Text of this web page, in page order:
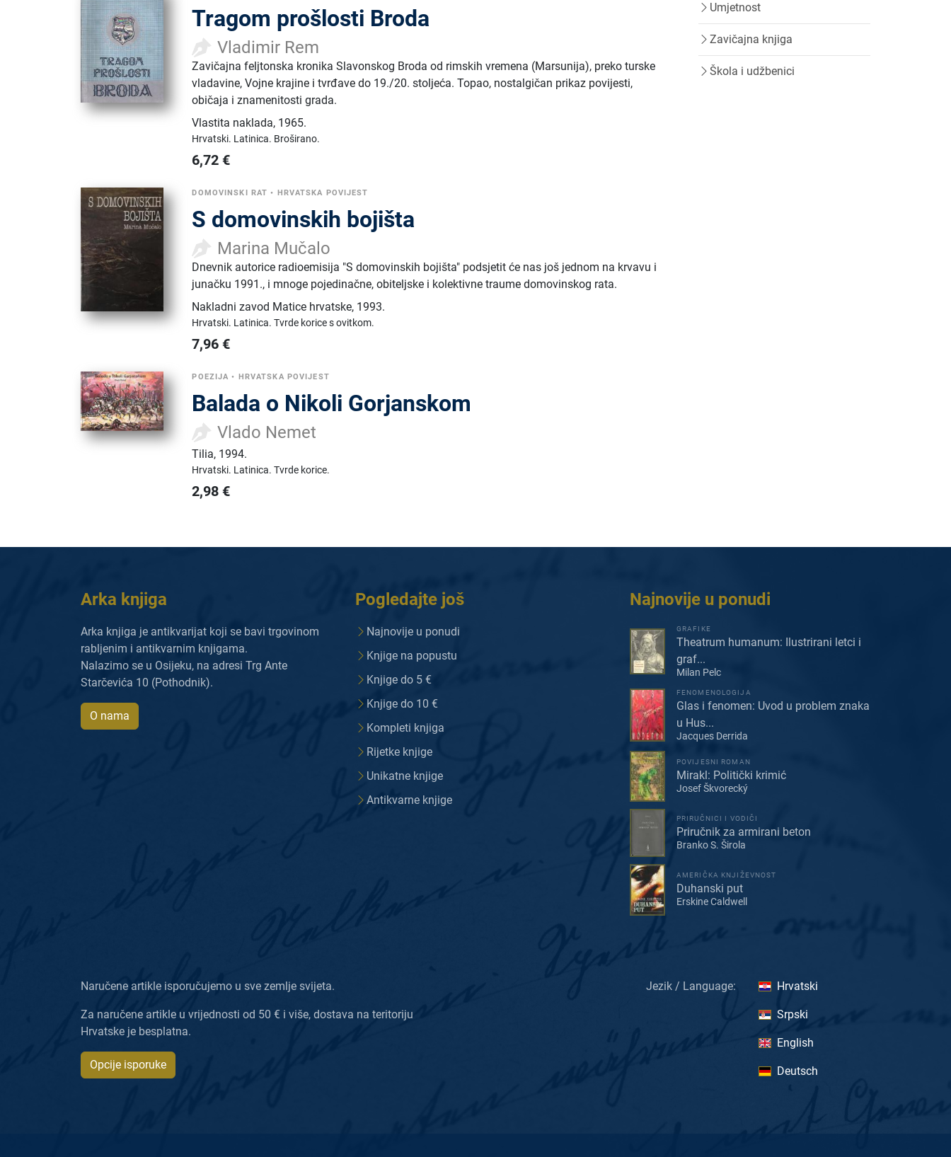
Tragom prošlosti Broda
Vladimir Rem
Zavičajna feljtonska kronika Slavonskog Broda od rimskih vremena (Marsunija), preko turske
vladavine, Vojne krajine i tvrđave do 19./20. stoljeća. Topao, nostalgičan prikaz povijesti,
običaja i znamenitosti grada.
Vlastita naklada, 1965.
Hrvatski. Latinica. Broširano.
6,72 €
DOMOVINSKI RAT • HRVATSKA POVIJEST
S domovinskih bojišta
Marina Mučalo
Dnevnik autorice radioemisija "S domovinskih bojišta" podsjetit će nas još jednom na krvavu i
junačku 1991., i mnoge pojedinačne, obiteljske i kolektivne traume domovinskog rata.
Nakladni zavod Matice hrvatske, 1993.
Hrvatski. Latinica.Tvrde korice s ovitkom.
7,96 €
POEZIJA • HRVATSKA POVIJEST
Balada o Nikoli Gorjanskom
Vlado Nemet
Tilia, 1994.
Hrvatski. Latinica.Tvrde korice.
2,98 €
Umjetnost
Zavičajna knjiga
Škola i udžbenici
Arka knjiga
Arka knjiga je antikvarijat koji se bavi trgovinom
rabljenim i antikvarnim knjigama.
Nalazimo se u Osijeku, na adresi Trg Ante
Starčevića 10 (Pothodnik).
O nama
Pogledajte još
Najnovije u ponudi
Knjige na popustu
Knjige do 5 €
Knjige do 10 €
Kompleti knjiga
Rijetke knjige
Unikatne knjige
Antikvarne knjige
Najnovije u ponudi
GRAFIKE
Theatrum humanum: Ilustrirani letci i
graf...
Milan Pelc
FENOMENOLOGIJA
Glas i fenomen: Uvod u problem znaka
u Hus...
Jacques Derrida
POVIJESNI ROMAN
Mirakl: Politički krimić
Josef Škvorecký
PRIRUČNICI I VODIČI
Priručnik za armirani beton
Branko S. Širola
AMERIČKA KNJIŽEVNOST
Duhanski put
Erskine Caldwell
Naručene artikle isporučujemo u sve zemlje svijeta.
Za naručene artikle u vrijednosti od 50 € i više, dostava na teritoriju
Hrvatske je besplatna.
Opcije isporuke
Jezik / Language: Hrvatski
Srpski
English
Deutsch